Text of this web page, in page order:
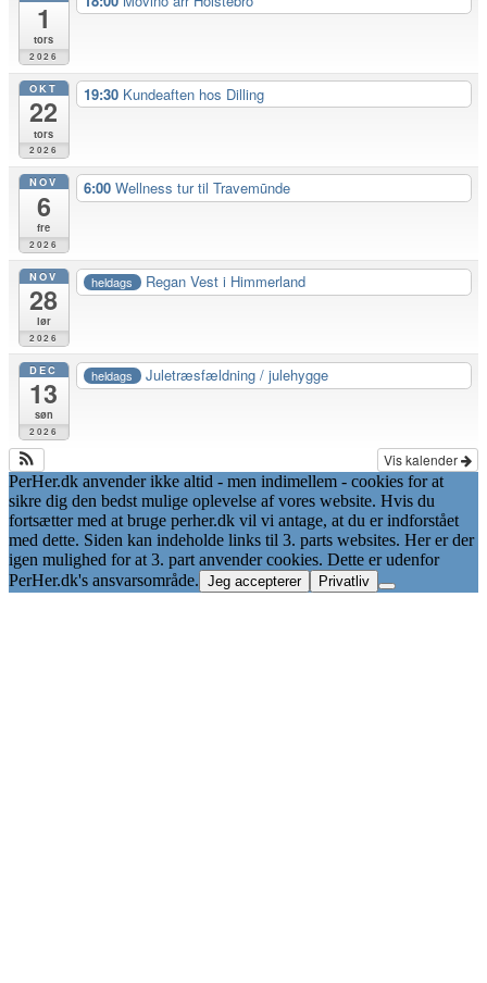
1
tors
2026
OKT
22
tors
2026
19:30 Kundeaften hos Dilling
NOV
6
fre
2026
6:00 Wellness tur til Travemūnde
NOV
28
lør
2026
heldags Regan Vest i Himmerland
DEC
13
søn
2026
heldags Juletræsfældning / julehygge
Vis kalender
PerHer.dk anvender ikke altid - men indimellem - cookies for at
sikre dig den bedst mulige oplevelse af vores website. Hvis du
fortsætter med at bruge perher.dk vil vi antage, at du er indforstået
med dette. Siden kan indeholde links til 3. parts websites. Her er der
igen mulighed for at 3. part anvender cookies. Dette er udenfor
PerHer.dk's ansvarsområde. Jeg accepterer Privatliv